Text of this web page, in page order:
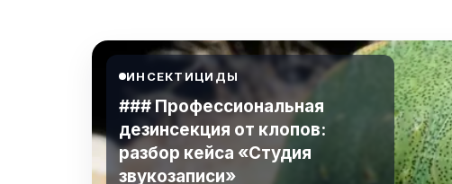
ИНСЕКТИЦИДЫ
### Профессиональная
дезинсекция от клопов:
разбор кейса «Студия
звукозаписи»